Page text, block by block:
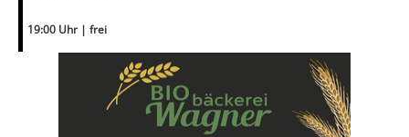
19:00 Uhr | frei